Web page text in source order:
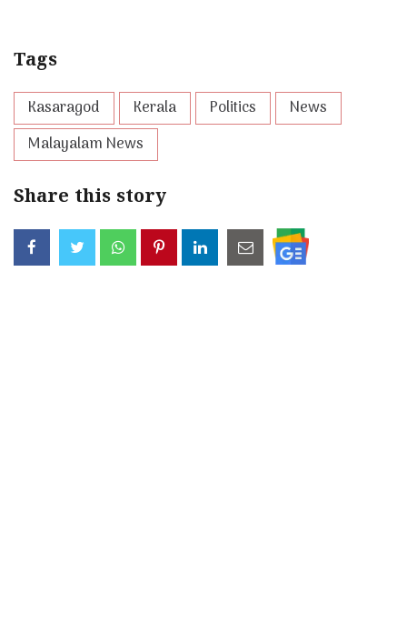
Tags
Kasaragod Kerala Politics
News
Malayalam News
Share this story